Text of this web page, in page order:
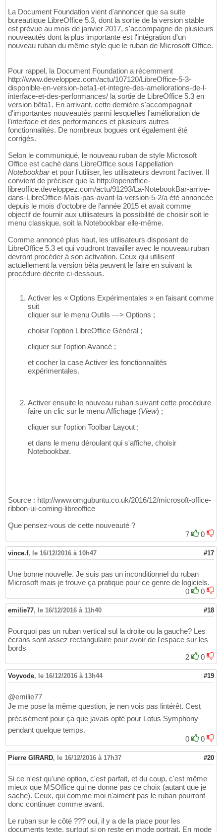
La Document Foundation vient d'annoncer que sa suite
bureautique LibreOffice 5.3, dont la sortie de la version stable
est prévue au mois de janvier 2017, s'accompagne de plusieurs
nouveautés dont la plus importante est l'intégration d'un
nouveau ruban du même style que le ruban de Microsoft Office.
Pour rappel, la Document Foundation a récemment
http://www.developpez.com/actu/107120/LibreOffice-5-3-
disponible-en-version-beta1-et-integre-des-ameliorations-de-l-
interface-et-des-performances/ la sortie de LibreOffice 5.3 en
version bêta1. En arrivant, cette dernière s'accompagnait
d'importantes nouveautés parmi lesquelles l'amélioration de
l'interface et des performances et plusieurs autres
fonctionnalités. De nombreux bogues ont également été
corrigés.
Selon le communiqué, le nouveau ruban de style Microsoft
Office est caché dans LibreOffice sous l'appellation
Notebookbaret pour l'utiliser, les utilisateurs devront l'activer. Il
convient de préciser que la http://openoffice-
libreoffice.developpez.com/actu/91293/La-NotebookBar-arrive-
dans-LibreOffice-Mais-pas-avant-la-version-5-2/a été annoncée
depuis le mois d'octobre de l'année 2015 et avait comme
objectif de fournir aux utilisateurs la possibilité de choisir soit le
menu classique, soit la Notebookbar elle-même.
Comme annoncé plus haut, les utilisateurs disposant de
LibreOffice 5.3 et qui voudront travailler avec le nouveau ruban
devront procéder à son activation. Ceux qui utilisent
actuellement la version bêta peuvent le faire en suivant la
procédure décrite ci-dessous.
Activer les « Options Expérimentales » en faisant comme
suit
cliquer sur le menu Outils ---> Options ;
choisir l'option LibreOffice Général ;
cliquer sur l'option Avancé ;
et cocher la case Activer les fonctionnalités
expérimentales.
Activer ensuite le nouveau ruban suivant cette procédure
faire un clic sur le menu Affichage (View) ;
cliquer sur l'option Toolbar Layout ;
et dans le menu déroulant qui s'affiche, choisir
Notebookbar.
Source : http://www.omgubuntu.co.uk/2016/12/microsoft-office-
ribbon-ui-coming-libreoffice
Que pensez-vous de cette nouveauté ?
7
0
vince.f, le 16/12/2016 à 10h47 #17
Une bonne nouvelle. Je suis pas un inconditionnel du ruban
Microsoft mais je trouve ça pratique pour ce genre de logiciels.
0
0
emilie77, le 16/12/2016 à 11h40 #18
Pourquoi pas un ruban vertical sul la droite ou la gauche? Les
écrans sont assez rectangulaire pour avoir de l'espace sur les
bords
2
0
Voyvode, le 16/12/2016 à 13h44 #19
@emilie77
Je me pose la même question, je nen vois pas lintérêt. Cest
précisément pour ça que javais opté pour Lotus Symphony
pendant quelque temps.
0
0
Pierre GIRARD, le 16/12/2016 à 17h37 #20
Si ce n'est qu'une option, c'est parfait, et du coup, c'est même
mieux que MSOffice qui ne donne pas ce choix (autant que je
sache). Ceux, qui comme moi n'aiment pas le ruban pourront
donc continuer comme avant.
Le ruban sur le côté ??? oui, il y a de la place pour les
documents texte, surtout si on reste en mode portrait. En mode